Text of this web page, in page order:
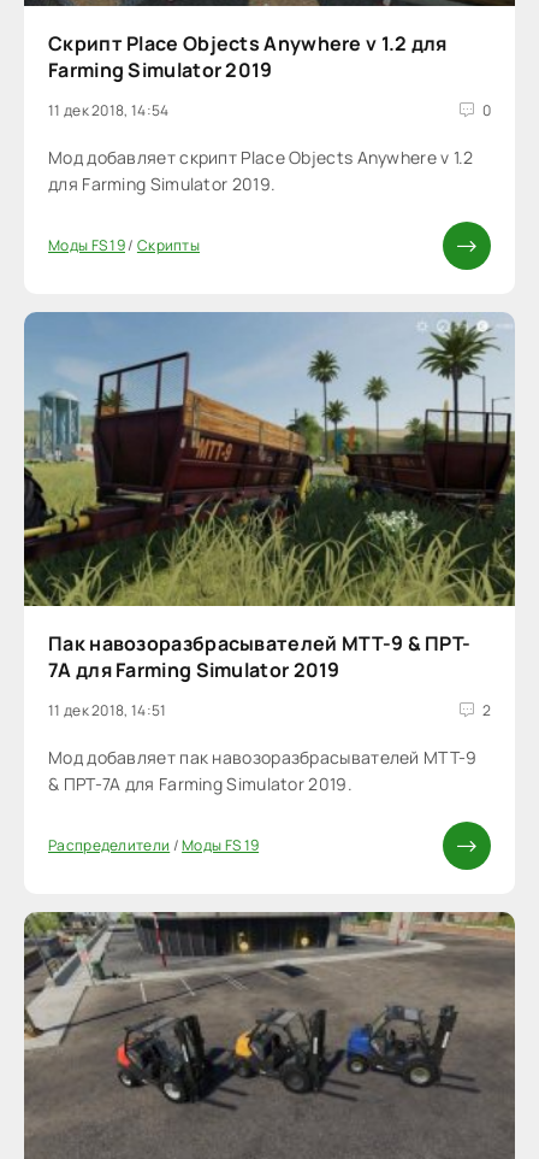
Скрипт Place Objects Anywhere v 1.2 для
Farming Simulator 2019
11 дек 2018, 14:54 0
Мод добавляет скрипт Place Objects Anywhere v 1.2
для Farming Simulator 2019.
Моды FS 19/ Скрипты
Пак навозоразбрасывателей MTT-9 & ПРT-
7A для Farming Simulator 2019
11 дек 2018, 14:51 2
Мод добавляет пак навозоразбрасывателей MTT-9
& ПРT-7A для Farming Simulator 2019.
Распределители /Моды FS 19